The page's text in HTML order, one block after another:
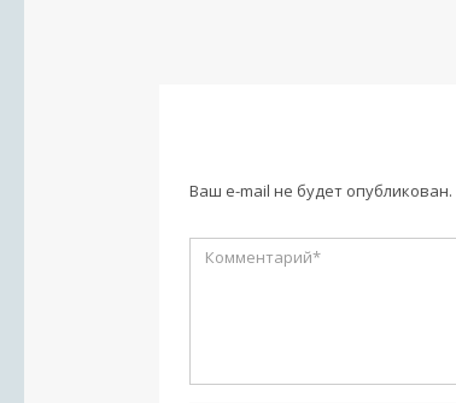
Ваш e-mail не будет опубликован.